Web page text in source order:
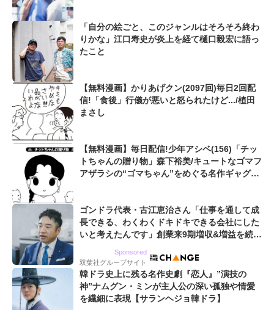
「自分の絵ごと、このジャンルはそろそろ終わ
りかな」江口寿史が炎上を経て樋口毅宏に語っ
たこと
【無料漫画】かりあげクン(2097回)毎日2回配
信!「食後」行儀が悪いと怒られたけど.../植田
まさし
【無料漫画】毎日配信!少年アシベ(156)「チッ
トちゃんの贈り物」森下裕美/キュートなゴマフ
アザラシの“ゴマちゃん”をめぐる名作ギャグ4
ゴンドラ代表・古江恵治さん「仕事を通して成
長できる、わくわくドキドキできる会社にした
いと考えたんです」創業来9期増収&増益を続け
Sponsored
双葉社グループサイト
韓ドラ史上に残る名作史劇『恋人』”演技の
神”ナムグン・ミンが主人公の深い孤独や情愛
を繊細に表現【サランヘジョ韓ドラ】